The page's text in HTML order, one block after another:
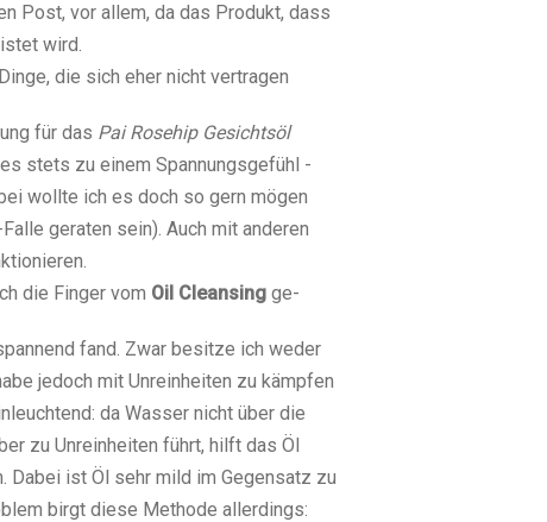
Post, vor allem, da das Produkt, dass
wird.
die sich eher nicht vertragen
für das PaiRosehip Gesichtsöl
stets zu einem Spannungsgefühl -
wollte ich es doch so gern mögen
geraten sein). Auch mit anderen
die Finger vom Oil Cleansing ge-
fand. Zwar besitze ich weder
jedoch mit Unreinheiten zu kämpfen
da Wasser nicht über die
zu Unreinheiten führt, hilft das Öl
ist Öl sehr mild im Gegensatz zu
birgt diese Methode allerdings: